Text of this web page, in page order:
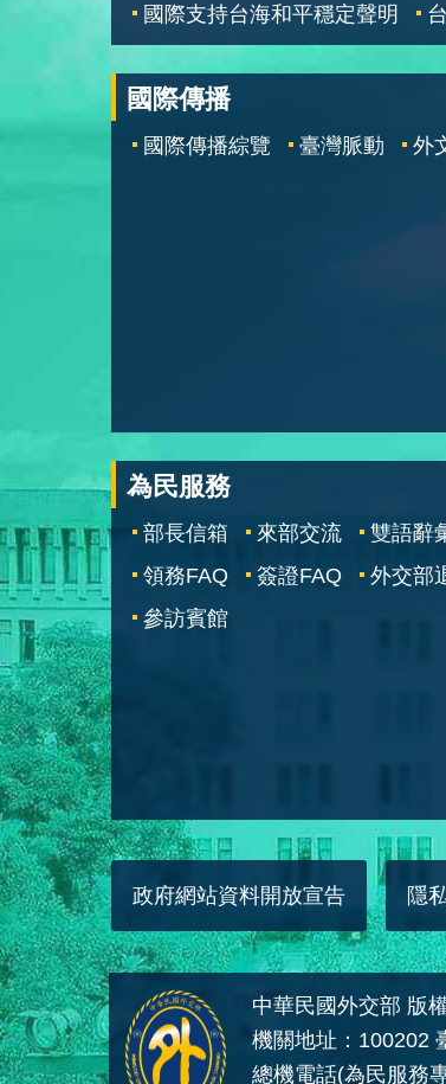
國際支持台海和平穩定聲明
國際傳播
國際傳播綜覽 臺灣脈動 外
為民服務
部長信箱 來部交流 雙語辭
領務FAQ
簽證FAQ 外交部
參訪賓館
政府網站資料開放宣告 隱
中華民國外交部 版
機關地址：100202
總機電話(為民服務